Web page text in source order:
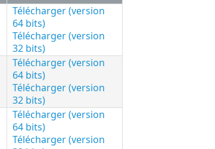
Télécharger (version
64 bits)
Télécharger (version
32 bits)
Télécharger (version
64 bits)
Télécharger (version
32 bits)
Télécharger (version
64 bits)
Télécharger (version